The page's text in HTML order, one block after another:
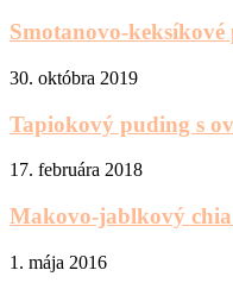
Smotanovo-
30. októbra 2019
Tapiokový puding s
17. februára 2018
Makovo-jablkový
1. mája 2016